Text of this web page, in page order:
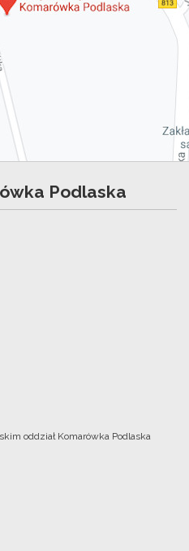
Podlaska
oddział Komarówka Podlaska